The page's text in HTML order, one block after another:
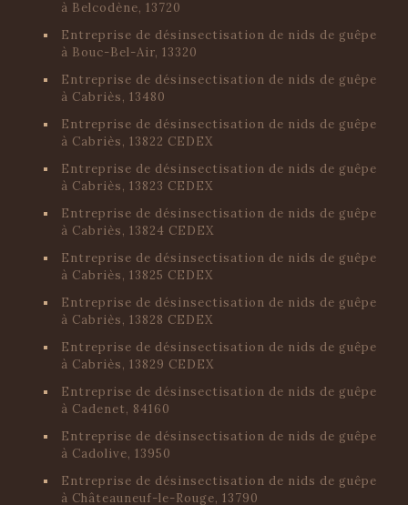
à Belcodène, 13720
Entreprise de désinsectisation de nids de guêpe
à Bouc-Bel-Air, 13320
Entreprise de désinsectisation de nids de guêpe
à Cabriès, 13480
Entreprise de désinsectisation de nids de guêpe
à Cabriès, 13822 CEDEX
Entreprise de désinsectisation de nids de guêpe
à Cabriès, 13823 CEDEX
Entreprise de désinsectisation de nids de guêpe
à Cabriès, 13824 CEDEX
Entreprise de désinsectisation de nids de guêpe
à Cabriès, 13825 CEDEX
Entreprise de désinsectisation de nids de guêpe
à Cabriès, 13828 CEDEX
Entreprise de désinsectisation de nids de guêpe
à Cabriès, 13829 CEDEX
Entreprise de désinsectisation de nids de guêpe
à Cadenet, 84160
Entreprise de désinsectisation de nids de guêpe
à Cadolive, 13950
Entreprise de désinsectisation de nids de guêpe
à Châteauneuf-le-Rouge, 13790